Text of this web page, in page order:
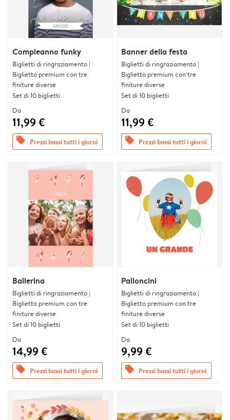
Compleanno funky
Biglietti di ringraziamento |
Biglietto premium con tre
finiture diverse
Set di 10 biglietti
Da
11,99 €
offers Prezzi bassi tutti i giorni
Banner della festa
Biglietti di ringraziamento |
Biglietto premium con tre
finiture diverse
Set di 10 biglietti
Da
11,99 €
offers Prezzi bassi tutti i giorni
Ballerina
Biglietti di ringraziamento |
Biglietto premium con tre
finiture diverse
Set di 10 biglietti
Da
14,99 €
offers Prezzi bassi tutti i giorni
Palloncini
Biglietti di ringraziamento |
Biglietto premium con tre
finiture diverse
Set di 10 biglietti
Da
9,99 €
offers Prezzi bassi tutti i giorni